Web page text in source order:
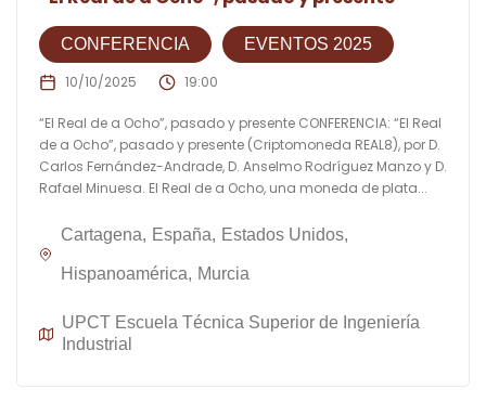
CONFERENCIA EVENTOS 2025
10/10/2025 19:00
“El Real de a Ocho”, pasado y presente CONFERENCIA: “El Real
de a Ocho”, pasado y presente (Criptomoneda REAL8), por D.
Carlos Fernández-Andrade, D. Anselmo Rodríguez Manzo y D.
Rafael Minuesa. El Real de a Ocho, una moneda de plata...
Cartagena España Estados Unidos
Hispanoamérica Murcia
UPCT Escuela Técnica Superior de Ingeniería
Industrial